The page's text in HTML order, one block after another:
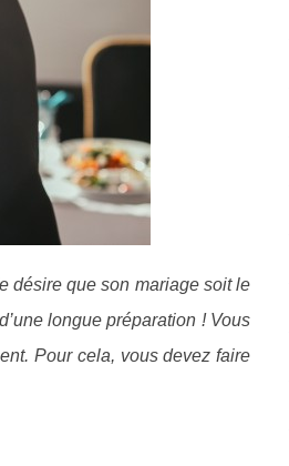
désire que son mariage soit le
longue préparation ! Vous
Pour cela, vous devez faire